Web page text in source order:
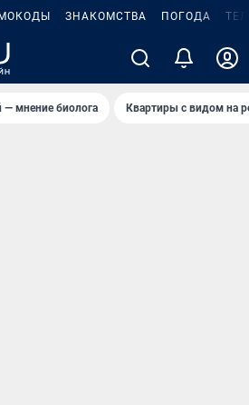
ЗНАКОМСТВА ПОГОДА
— мнение биолога Квартиры с видом на